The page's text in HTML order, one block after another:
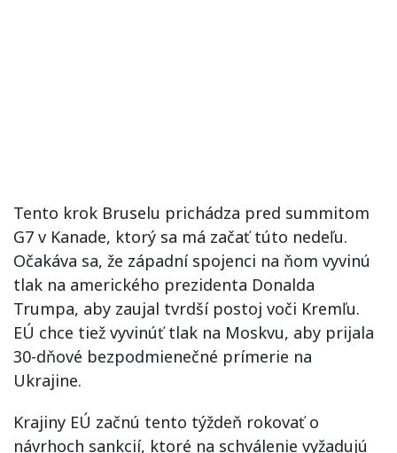
Tento krok Bruselu prichádza pred summitom
G7 v Kanade, ktorý sa má začať túto nedeľu.
Očakáva sa, že západní spojenci na ňom vyvinú
tlak na amerického prezidenta Donalda
Trumpa, aby zaujal tvrdší postoj voči Kremľu.
EÚ chce tiež vyvinúť tlak na Moskvu, aby prijala
30-dňové bezpodmienečné prímerie na
Ukrajine.
Krajiny EÚ začnú tento týždeň rokovať o
návrhoch sankcií, ktoré na schválenie vyžadujú